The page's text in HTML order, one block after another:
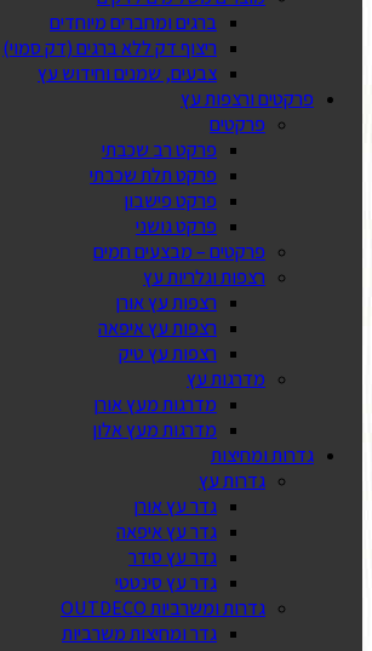
ברגים ומחברים מיוחדים
ריצוף דק ללא ברגים (דק סמוי)
צבעים, שמנים וחידוש עץ
פרקטים ורצפות עץ
פרקטים
פרקט רב שכבתי
פרקט תלת שכבתי
פרקט פישבון
פרקט גושני
פרקטים – מבצעים חמים
רצפות וגלריות עץ
רצפות עץ אורן
רצפות עץ איפאה
רצפות עץ טיק
מדרגות עץ
מדרגות מעץ אורן
מדרגות מעץ אלון
גדרות ומחיצות
גדרות עץ
גדר עץ אורן
גדר עץ איפאה
גדר עץ סידר
גדר עץ סינטטי
גדרות ומשרביות OUTDECO
גדר ומחיצות משרביות